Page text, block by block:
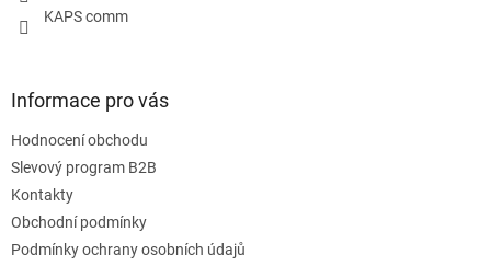
KAPS comm
Informace pro vás
Hodnocení obchodu
Slevový program B2B
Kontakty
Obchodní podmínky
Podmínky ochrany osobních údajů